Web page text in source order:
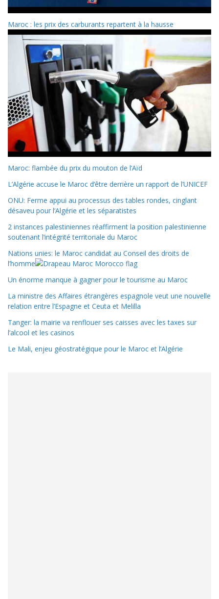
Maroc : les prix des carburants repartent à la hausse
Maroc: flambée du prix du mouton de l’Aïd
L’Algérie accuse le Maroc d’être derrière un rapport de l’UNICEF
ONU: Ferme appui au processus des tables rondes, cinglant
désaveu pour l’Algérie et les séparatistes
2 instances palestiniennes réaffirment la position palestinienne
soutenant l’intégrité territoriale du Maroc
Nations unies: le Maroc candidat au Conseil des droits de
l’homme
Un énorme manque à gagner pour le tourisme au Maroc
La ministre des Affaires étrangères espagnole veut une nouvelle
relation entre l’Espagne et Ceuta et Melilla
Tanger: la mairie va renflouer ses caisses avec les taxes sur
l’alcool et les casinos
Le Mali, enjeu géostratégique pour le Maroc et l’Algérie